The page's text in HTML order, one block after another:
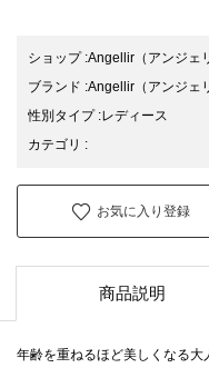
ショップ:Angellir（アンジェ
ブランド :Angellir （アンジェ
性別タイプ:レディース
カテゴリ :
お気に入り登録
商品説明
年齢を重ねるほど美しくなる